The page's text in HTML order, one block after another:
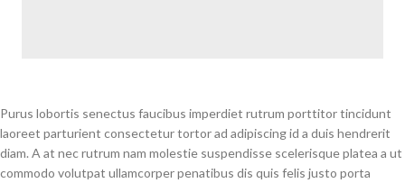
Purus lobortis senectus faucibus imperdiet rutrum porttitor tincidunt
laoreet parturient consectetur tortor ad adipiscing id a duis hendrerit
diam. A at nec rutrum nam molestie suspendisse scelerisque platea a ut
commodo volutpat ullamcorper penatibus dis quis felis justo porta